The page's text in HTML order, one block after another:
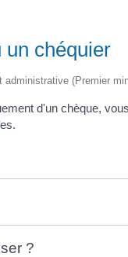
un chéquier
administrative (Premier
d'un chèque,
?